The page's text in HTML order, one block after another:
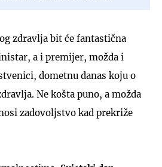
zdravlja bit će fantastična
a i premijer, možda i
dometnu danas koju o
Ne košta puno, a možda
zadovoljstvo kad prekriže